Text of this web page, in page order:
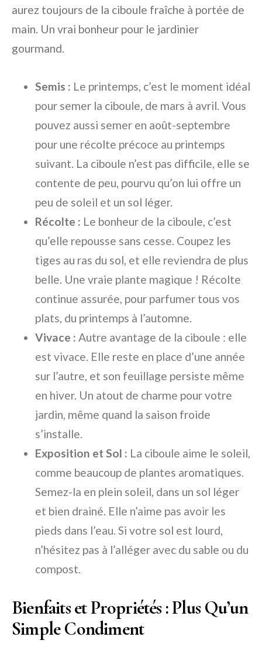
aurez toujours de la ciboule fraîche à portée de
main. Un vrai bonheur pour le jardinier
gourmand.
Semis : Le printemps, c’est le moment idéal
pour semer la ciboule, de mars à avril. Vous
pouvez aussi semer en août-septembre
pour une récolte précoce au printemps
suivant. La ciboule n’est pas difficile, elle se
contente de peu, pourvu qu’on lui offre un
peu de soleil et un sol léger.
Récolte : Le bonheur de la ciboule, c’est
qu’elle repousse sans cesse. Coupez les
tiges au ras du sol, et elle reviendra de plus
belle. Une vraie plante magique ! Récolte
continue assurée, pour parfumer tous vos
plats, du printemps à l’automne.
Vivace : Autre avantage de la ciboule : elle
est vivace. Elle reste en place d’une année
sur l’autre, et son feuillage persiste même
en hiver. Un atout de charme pour votre
jardin, même quand la saison froide
s’installe.
Exposition et Sol : La ciboule aime le soleil,
comme beaucoup de plantes aromatiques.
Semez-la en plein soleil, dans un sol léger
et bien drainé. Elle n’aime pas avoir les
pieds dans l’eau. Si votre sol est lourd,
n’hésitez pas à l’alléger avec du sable ou du
compost.
Bienfaits et Propriétés : Plus Qu’un
Simple Condiment